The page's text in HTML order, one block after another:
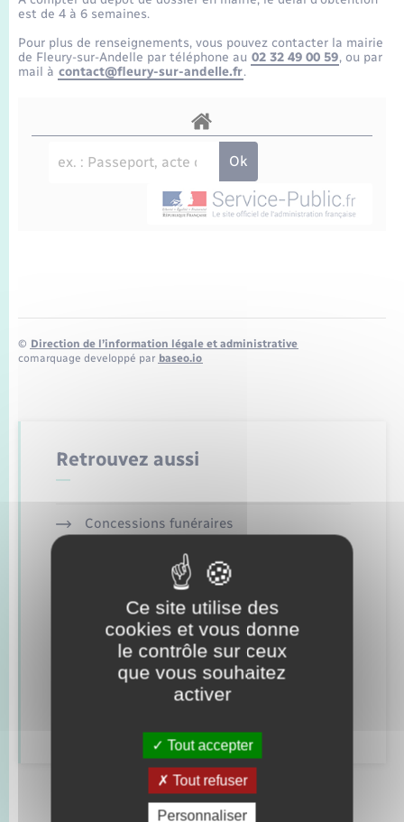
Etat-civil - Papiers - Citoyenneté
Mariage – PACS
Recensement
Loisirs
Sécurité - Prévention
Transports
Transports scolaires
Travaux - Autorisation d’occupation de l’espace
public
Compétences
Présentation de la commune
est de 4 à 6 semaines.
Pour plus de renseignements, vous pouvez contacter la mairie
de Fleury-sur-Andelle par téléphone au 02 32 49 00 59, ou par
mail à contact@fleury-sur-andelle.fr.
© Direction de l’information légale et administrative
comarquage developpé par baseo.io
Retrouvez aussi
Concessions funéraires
Elections et citoyenneté
Etat civil
Mariage – PACS
Parrainage civil
Ce site utilise des
cookies et vous donne
le contrôle sur ceux
que vous souhaitez
activer
Tout accepter
Tout refuser
Personnaliser